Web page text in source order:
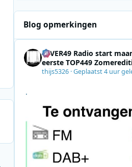
Blog opmerkingen
4EVER49 Radio start
eerste TOP449
thijs5326·Geplaatst4 uur
.